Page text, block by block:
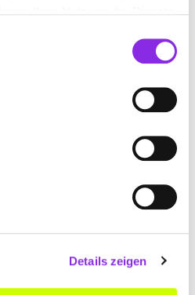
Details zeigen
KAUFEN: REPAI…
das perfekte Model um alte und
sondern zu